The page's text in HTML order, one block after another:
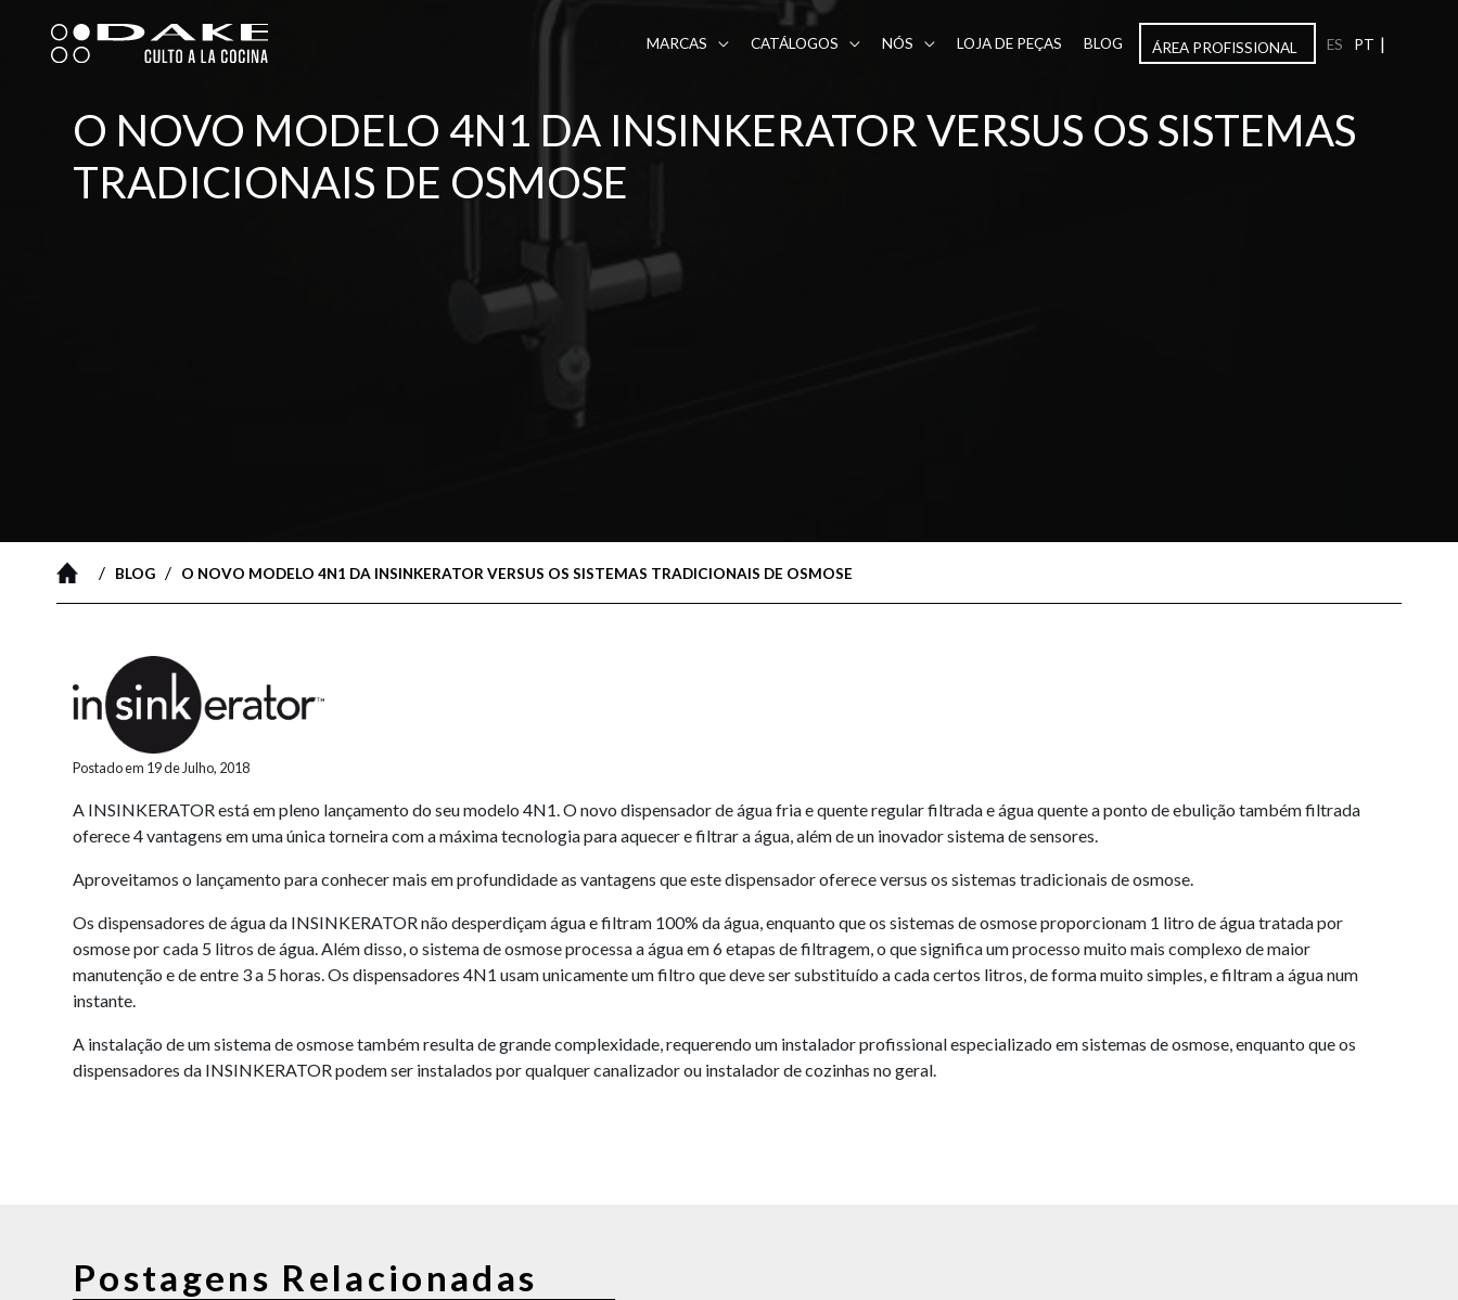
content
MARCAS CATÁLOGOS NÓS LOJA DE PEÇAS BLOG ÁREA PROFISSIONAL ES PT |
O NOVO MODELO 4N1 DA INSINKERATOR VERSUS OS SISTEMAS
TRADICIONAIS DE OSMOSE
/ BLOG / O NOVO MODELO 4N1 DA INSINKERATOR VERSUS OS SISTEMAS TRADICIONAIS DE OSMOSE
Postado em 19 de Julho, 2018
A INSINKERATOR está em pleno lançamento do seu modelo 4N1. O novo dispensador de água fria e quente regular filtrada e água quente a ponto de ebulição também filtrada
oferece 4 vantagens em uma única torneira com a máxima tecnologia para aquecer e filtrar a água, além de un inovador sistema de sensores.
Aproveitamos o lançamento para conhecer mais em profundidade as vantagens que este dispensador oferece versus os sistemas tradicionais de osmose.
Os dispensadores de água da INSINKERATOR não desperdiçam água e filtram 100% da água, enquanto que os sistemas de osmose proporcionam 1 litro de água tratada por
osmose por cada 5 litros de água. Além disso, o sistema de osmose processa a água em 6 etapas de filtragem, o que significa um processo muito mais complexo de maior
manutenção e de entre 3 a 5 horas. Os dispensadores 4N1 usam unicamente um filtro que deve ser substituído a cada certos litros, de forma muito simples, e filtram a água num
instante.
A instalação de um sistema de osmose também resulta de grande complexidade, requerendo um instalador profissional especializado em sistemas de osmose, enquanto que os
dispensadores da INSINKERATOR podem ser instalados por qualquer canalizador ou instalador de cozinhas no geral.
Postagens Relacionadas